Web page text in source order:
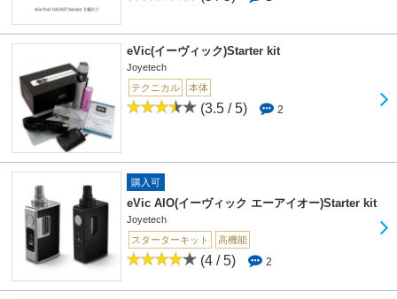
eVic(イーヴィック)Starter kit
Joyetech
テクニカル
本体
(3.5 / 5) 2
購入可
eVic AIO(イーヴィック エーアイオー)Starter kit
Joyetech
スターターキット
高機能
(4 / 5) 2